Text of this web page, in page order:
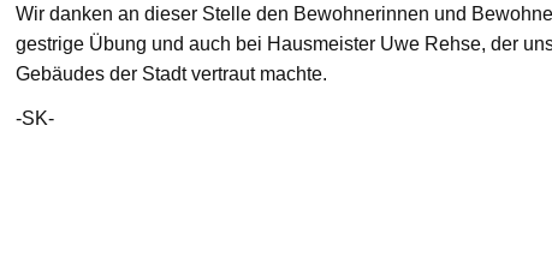
Wir danken an dieser Stelle den Bewohnerinnen und
gestrige Übung und auch bei Hausmeister Uwe Rehse, der
Gebäudes der Stadt vertraut machte.
-SK-